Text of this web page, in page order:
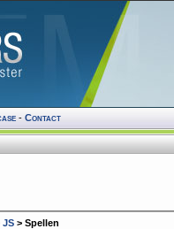
- Contact
JS > Spellen